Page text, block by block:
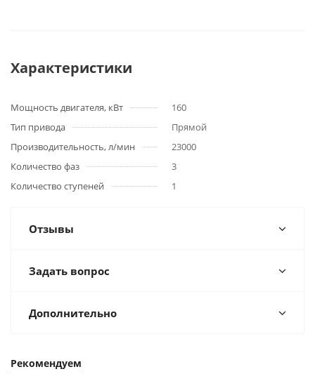
Характеристики
Мощность двигателя, кВт
160
Тип привода
Прямой
Производительность, л/мин
23000
Количество фаз
3
Количество ступеней
1
Отзывы
Задать вопрос
Дополнительно
Рекомендуем